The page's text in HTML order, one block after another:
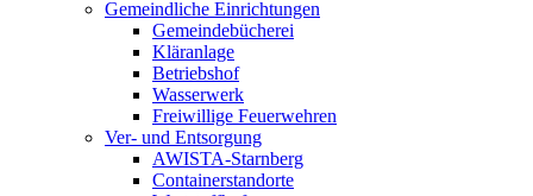
Gemeindliche Einrichtungen
Gemeindebücherei
Kläranlage
Betriebshof
Wasserwerk
Freiwillige Feuerwehren
Ver- und Entsorgung
AWISTA-Starnberg
Containerstandorte